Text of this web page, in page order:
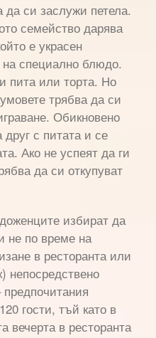
си заслужи петела.
семейство дарява
е украсен
специално блюдо.
пита или торта. Но
трябва да си
Обикновено
с питата и се
Ако не успеят да ги
да си откупуват
избират да
не по време на
в ресторанта или
непосредствено
гости, тъй като в
вечерта в ресторанта